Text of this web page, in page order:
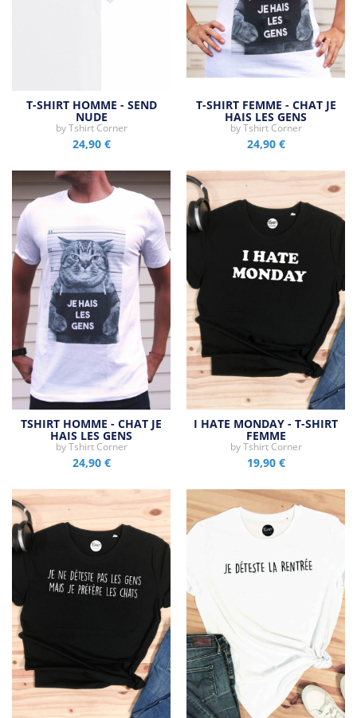
T-SHIRT HOMME - SEND
NUDE
byTshirt Corner
24,90 €
T-SHIRT FEMME - CHAT JE
HAIS LES GENS
byTshirt Corner
24,90 €
TSHIRT HOMME - CHAT JE
HAIS LES GENS
byTshirt Corner
24,90 €
I HATE MONDAY - T-SHIRT
FEMME
byTshirt Corner
19,90 €